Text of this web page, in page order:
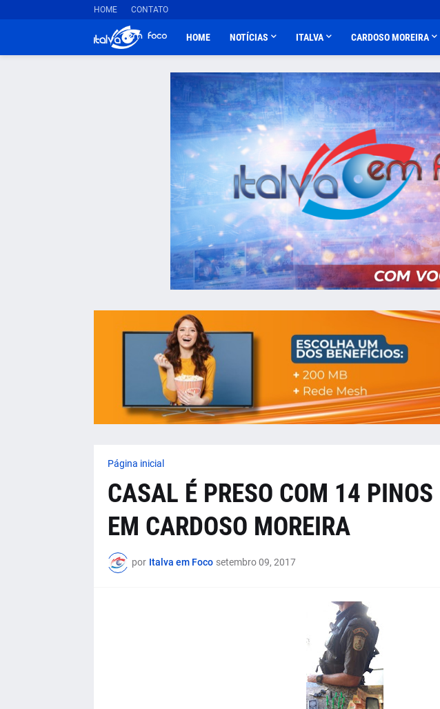
HOME CONTATO
HOME NOTÍCIAS ITALVA CARDOSO MOREIRA
Página inicial
CASAL É PRESO COM 14
EM CARDOSO MOREIRA
por Italva em Foco setembro 09, 2017